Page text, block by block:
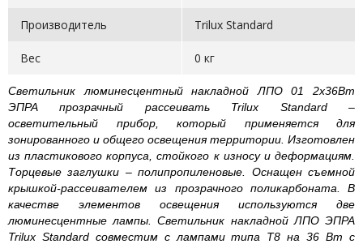
Производитель Trilux Standard
Вес 0 кг
Светильник люминесцентный накладной ЛПО 01 2х36Вт
ЭПРА прозрачный рассеивать Trilux Standard –
осветительный прибор, который применяется для
зонированного и общего освещения территории. Изготовлен
из пластикового корпуса, стойкого к износу и деформациям.
Торцевые заглушки – полипропиленовые. Оснащен съемной
крышкой-рассеивателем из прозрачного поликарбоната. В
качестве элементов освещения используются две
люминесцентные лампы. Светильник накладной ЛПО ЭПРА
Trilux Standard совместим с лампами типа T8 на 36 Вт с